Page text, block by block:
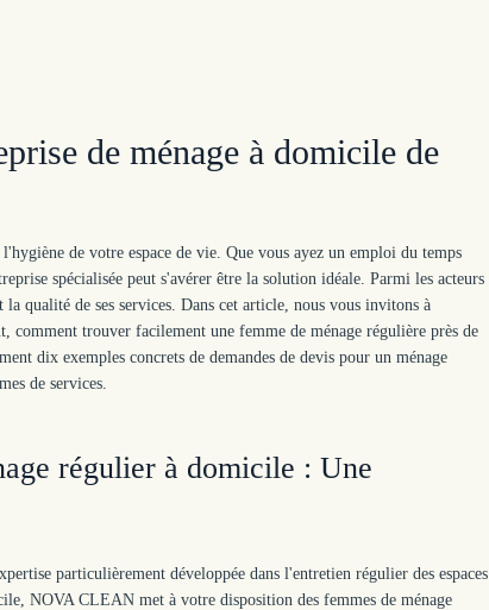
de ménage à domicile de
de votre espace de vie. Que vous ayez un emploi du temps
spécialisée peut s'avérer être la solution idéale. Parmi les acteurs
qualité de ses services. Dans cet article, nous vous invitons à
trouver facilement une femme de ménage régulière près de
dix exemples concrets de demandes de devis pour un ménage
de services.
régulier à domicile : Une
particulièrement développée dans l'entretien régulier des espaces
NOVA CLEAN met à votre disposition des femmes de ménage